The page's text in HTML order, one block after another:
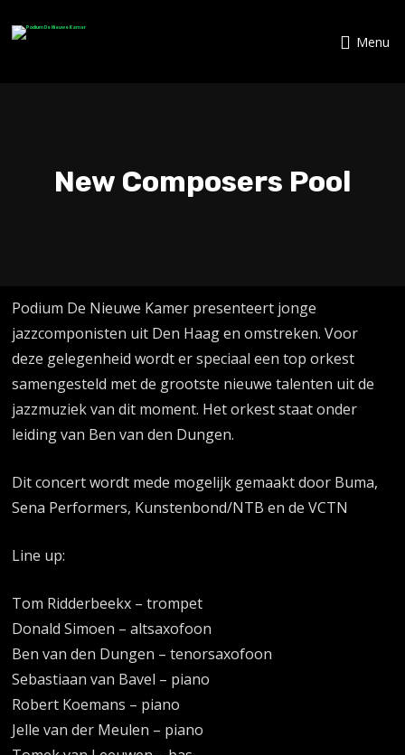
Menu
New Composers Pool
Podium De Nieuwe Kamer presenteert jonge
jazzcomponisten uit Den Haag en omstreken. Voor
deze gelegenheid wordt er speciaal een top orkest
samengesteld met de grootste nieuwe talenten uit de
jazzmuziek van dit moment. Het orkest staat onder
leiding van Ben van den Dungen.
Dit concert wordt mede mogelijk gemaakt door Buma,
Sena Performers, Kunstenbond/NTB en de VCTN
Line up:
Tom Ridderbeekx – trompet
Donald Simoen – altsaxofoon
Ben van den Dungen – tenorsaxofoon
Sebastiaan van Bavel – piano
Robert Koemans – piano
Jelle van der Meulen – piano